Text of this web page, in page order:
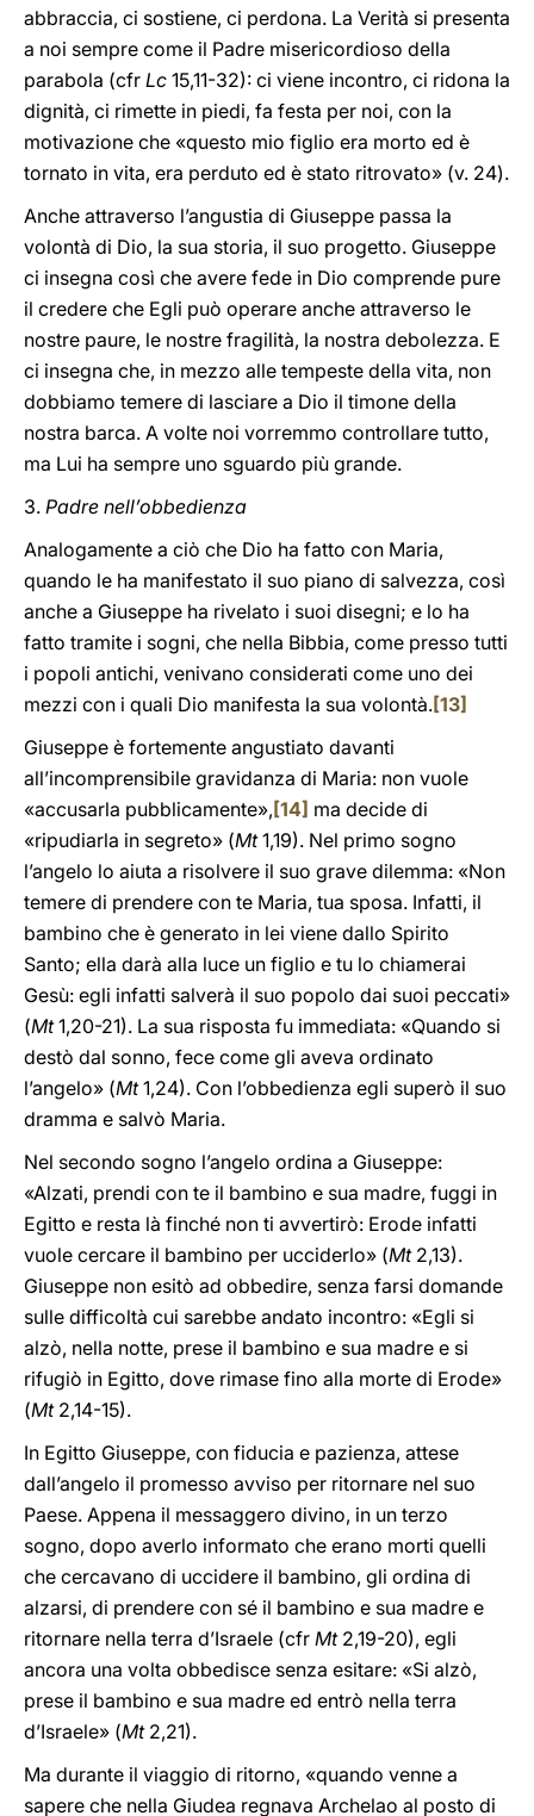
abbraccia, ci sostiene, ci perdona. La Verità si presenta
a noi sempre come il Padre misericordioso della
parabola (cfr Lc 15,11-32): ci viene incontro, ci ridona la
dignità, ci rimette in piedi, fa festa per noi, con la
motivazione che «questo mio figlio era morto ed è
tornato in vita, era perduto ed è stato ritrovato» (v. 24).
Anche attraverso l’angustia di Giuseppe passa la
volontà di Dio, la sua storia, il suo progetto. Giuseppe
ci insegna così che avere fede in Dio comprende pure
il credere che Egli può operare anche attraverso le
nostre paure, le nostre fragilità, la nostra debolezza. E
ci insegna che, in mezzo alle tempeste della vita, non
dobbiamo temere di lasciare a Dio il timone della
nostra barca. A volte noi vorremmo controllare tutto,
ma Lui ha sempre uno sguardo più grande.
3. Padre nell’obbedienza
Analogamente a ciò che Dio ha fatto con Maria,
quando le ha manifestato il suo piano di salvezza, così
anche a Giuseppe ha rivelato i suoi disegni; e lo ha
fatto tramite i sogni, che nella Bibbia, come presso tutti
i popoli antichi, venivano considerati come uno dei
mezzi con i quali Dio manifesta la sua volontà.[13]
Giuseppe è fortemente angustiato davanti
all’incomprensibile gravidanza di Maria: non vuole
«accusarla pubblicamente», [14] ma decide di
«ripudiarla in segreto» (Mt1,19). Nel primo sogno
l’angelo lo aiuta a risolvere il suo grave dilemma: «Non
temere di prendere con te Maria, tua sposa. Infatti, il
bambino che è generato in lei viene dallo Spirito
Santo; ella darà alla luce un figlio e tu lo chiamerai
Gesù: egli infatti salverà il suo popolo dai suoi peccati»
(Mt1,20-21). La sua risposta fu immediata: «Quando si
destò dal sonno, fece come gli aveva ordinato
l’angelo» (Mt1,24). Con l’obbedienza egli superò il suo
dramma e salvò Maria.
Nel secondo sogno l’angelo ordina a Giuseppe:
«Alzati, prendi con te il bambino e sua madre, fuggi in
Egitto e resta là finché non ti avvertirò: Erode infatti
vuole cercare il bambino per ucciderlo» (Mt2,13).
Giuseppe non esitò ad obbedire, senza farsi domande
sulle difficoltà cui sarebbe andato incontro: «Egli si
alzò, nella notte, prese il bambino e sua madre e si
rifugiò in Egitto, dove rimase fino alla morte di Erode»
(Mt2,14-15).
In Egitto Giuseppe, con fiducia e pazienza, attese
dall’angelo il promesso avviso per ritornare nel suo
Paese. Appena il messaggero divino, in un terzo
sogno, dopo averlo informato che erano morti quelli
che cercavano di uccidere il bambino, gli ordina di
alzarsi, di prendere con sé il bambino e sua madre e
ritornare nella terra d’Israele (cfr Mt2,19-20), egli
ancora una volta obbedisce senza esitare: «Si alzò,
prese il bambino e sua madre ed entrò nella terra
d’Israele» (Mt2,21).
Ma durante il viaggio di ritorno, «quando venne a
sapere che nella Giudea regnava Archelao al posto di